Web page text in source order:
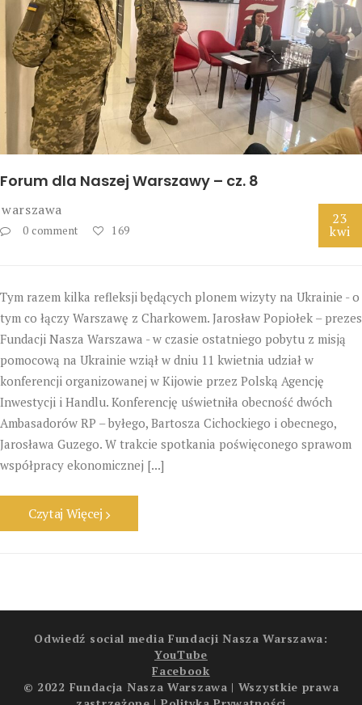
Forum dla Naszej Warszawy – cz. 8
warszawa
0 comment 169
23
kwi
Tym razem kilka refleksji będących plonem wizyty na Ukrainie - o
tym co łączy Warszawę z Charkowem. Jarosław Popiołek – prezes
Fundacji Nasza Warszawa - w czasie ostatniego pobytu z misją
pomocową na Ukrainie wziął w dniu 11 kwietnia udział w
konferencji organizowanej w Kijowie przez Polską Agencję
Inwestycji i Handlu. Konferencję uświetniła obecność dwóch
Ambasadorów RP – byłego, Bartosza Cichockiego i obecnego,
Jarosława Guzego. W trakcie spotkania poświęconego sprawom
współpracy ekonomicznej [...]
Czytaj Więcej
Odwiedź social media Fundacji Nasza Warszawa:
YouTube
Facebook
© 2022 Fundacja Nasza Warszawa | Wszystkie prawa